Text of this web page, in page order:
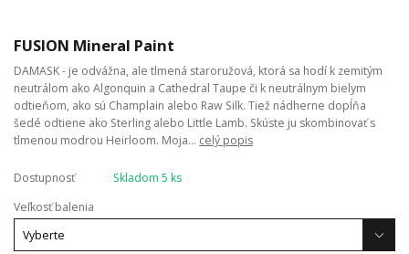
FUSION Mineral Paint
DAMASK - je odvážna, ale tlmená staroružová, ktorá sa hodí k zemitým
neutrálom ako Algonquin a Cathedral Taupe či k neutrálnym bielym
odtieňom, ako sú Champlain alebo Raw Silk. Tiež nádherne dopĺňa
šedé odtiene ako Sterling alebo Little Lamb. Skúste ju skombinovať s
tlmenou modrou Heirloom. Moja... celý popis
Dostupnosť
Skladom 5 ks
Veľkosť balenia